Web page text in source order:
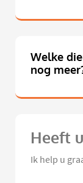
Welke
nog
Heeft
Ik help u